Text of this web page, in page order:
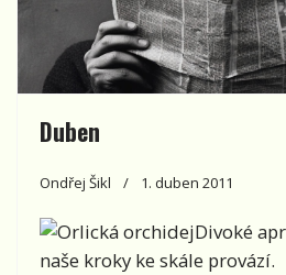
Duben
Ondřej Šikl 1. duben 2011
Divoké
naše kroky ke skále provází.